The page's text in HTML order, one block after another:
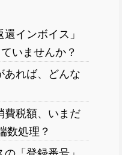
インボイス」
いませんか？
あれば、どんな
費税額、いまだ
数処理？